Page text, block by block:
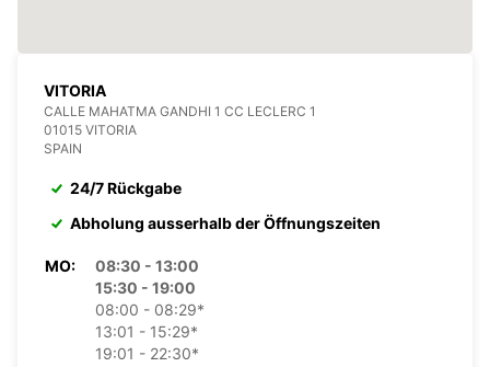
VITORIA
CALLE MAHATMA GANDHI 1 CC LECLERC 1
01015 VITORIA
SPAIN
24/7 Rückgabe
Abholung ausserhalb der Öffnungszeiten
MO:
08:30 - 13:00
15:30 - 19:00
08:00 - 08:29*
13:01 - 15:29*
19:01 - 22:30*